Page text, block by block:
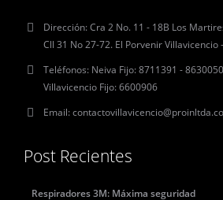
Dirección:Cra 2 No. 11 - 18B Los
Cll 31 No 27-72. El Porvenir Villavicencio
Teléfonos: Neiva Fijo: 8711391 -
Villavicencio Fijo: 6600906
Email:
Post Recientes
Respiradores 3M: Máxima seguridad